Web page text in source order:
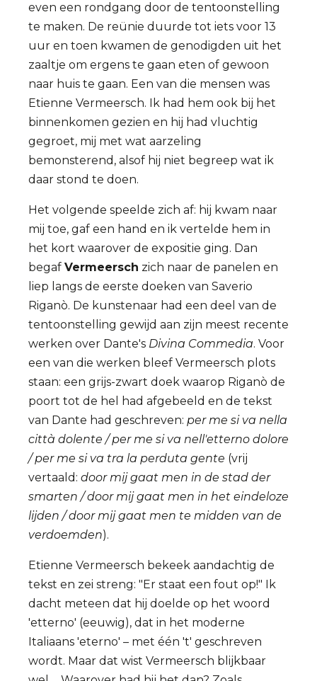
even een rondgang door de tentoonstelling
te maken. De reünie duurde tot iets voor 13
uur en toen kwamen de genodigden uit het
zaaltje om ergens te gaan eten of gewoon
naar huis te gaan. Een van die mensen was
Etienne Vermeersch. Ik had hem ook bij het
binnenkomen gezien en hij had vluchtig
gegroet, mij met wat aarzeling
bemonsterend, alsof hij niet begreep wat ik
daar stond te doen.
Het volgende speelde zich af: hij kwam naar
mij toe, gaf een hand en ik vertelde hem in
het kort waarover de expositie ging. Dan
begaf Vermeersch zich naar de panelen en
liep langs de eerste doeken van Saverio
Riganò. De kunstenaar had een deel van de
tentoonstelling gewijd aan zijn meest recente
werken over Dante's Divina Commedia. Voor
een van die werken bleef Vermeersch plots
staan: een grijs-zwart doek waarop Riganò de
poort tot de hel had afgebeeld en de tekst
van Dante had geschreven: per me si va nella
città dolente / per me si va nell'etterno dolore
/ per me si va tra la perduta gente (vrij
vertaald: door mij gaat men in de stad der
smarten / door mij gaat men in het eindeloze
lijden / door mij gaat men te midden van de
verdoemden).
Etienne Vermeersch bekeek aandachtig de
tekst en zei streng: "Er staat een fout op!" Ik
dacht meteen dat hij doelde op het woord
'etterno' (eeuwig), dat in het moderne
Italiaans 'eterno' – met één 't' geschreven
wordt. Maar dat wist Vermeersch blijkbaar